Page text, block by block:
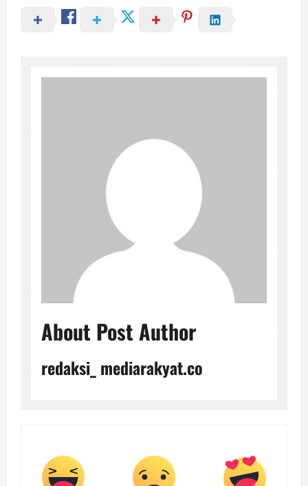
About Post Author
redaksi_ mediarakyat.co